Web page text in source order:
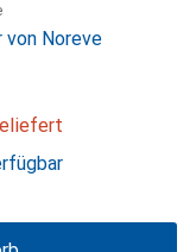
von Noreve